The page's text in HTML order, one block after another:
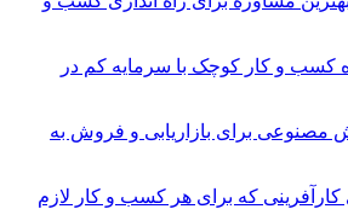
کردن در هند: ۵۳ ایده کسب و کار کوچک با سرمایه کم در
مصنوعی برای بازاریابی و فروش به
کارآفرینی که برای هر کسب و کار لازم